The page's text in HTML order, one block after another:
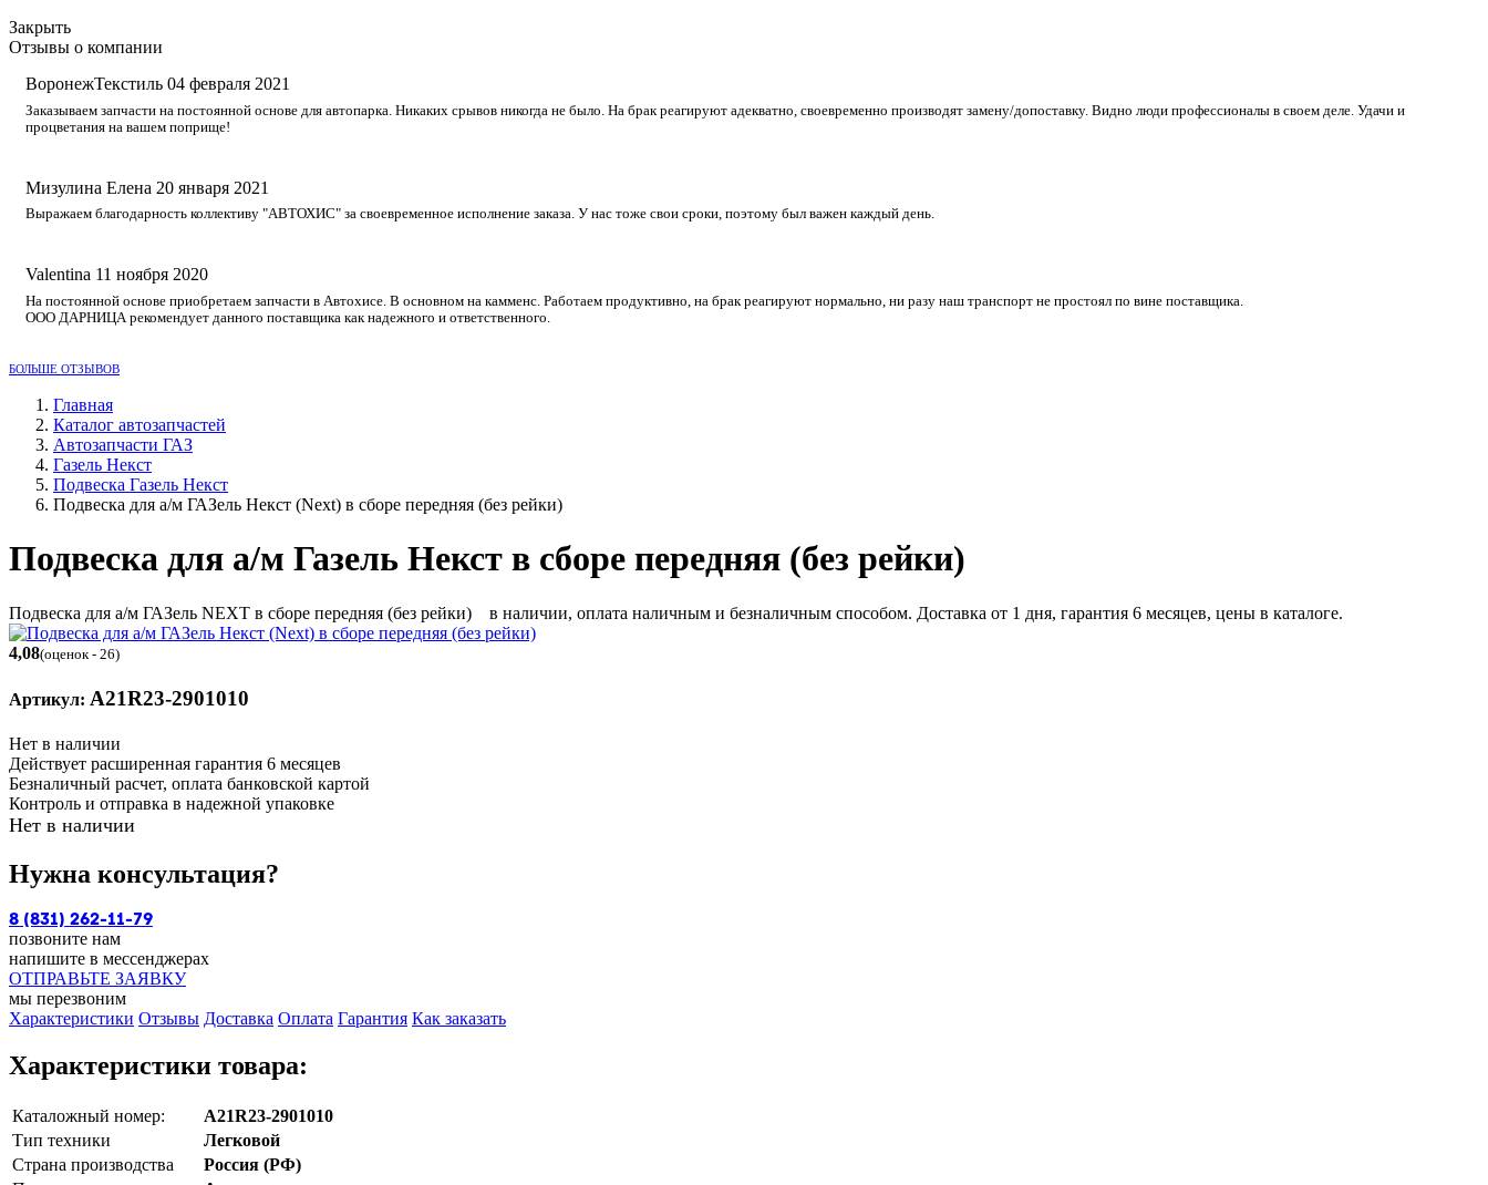
Закрыть
Отзывы о компании
ВоронежТекстиль 04 февраля 2021
Заказываем запчасти на постоянной основе для автопарка. Никаких срывов никогда не было. На брак реагируют адекватно, своевременно производят замену/допоставку. Видно люди профессионалы в своем деле. Удачи и
процветания на вашем поприще!
Мизулина Елена 20 января 2021
Выражаем благодарность коллективу "АВТОХИС" за своевременное исполнение заказа. У нас тоже свои сроки, поэтому был важен каждый день.
Valentina 11 ноября 2020
На постоянной основе приобретаем запчасти в Автохисе. В основном на камменс. Работаем продуктивно, на брак реагируют нормально, ни разу наш транспорт не простоял по вине поставщика.
ООО ДАРНИЦА рекомендует данного поставщика как надежного и ответственного.
БОЛЬШЕ ОТЗЫВОВ
Главная
Каталог автозапчастей
Автозапчасти ГАЗ
Газель Некст
Подвеска Газель Некст
Подвеска для а/м ГАЗель Некст (Next) в сборе передняя (без рейки)
Подвеска для а/м Газель Некст в сборе передняя (без рейки)
Подвеска для а/м ГАЗель NEXT в сборе передняя (без рейки) в наличии, оплата наличным и безналичным способом. Доставка от 1 дня, гарантия 6 месяцев, цены в каталоге.
4,08(оценок - 26)
Артикул: А21R23-2901010
Нет в наличии
Действует расширенная гарантия 6 месяцев
Безналичный расчет, оплата банковской картой
Контроль и отправка в надежной упаковке
Нет в наличии
Нужна консультация?
8 (831) 262-11-79
позвоните нам
напишите в мессенджерах
ОТПРАВЬТЕ ЗАЯВКУ
мы перезвоним
Характеристики Отзывы Доставка Оплата Гарантия Как заказать
Характеристики товара:
Каталожный номер:
А21R23-2901010
Тип техники
Легковой
Страна производства
Россия (РФ)